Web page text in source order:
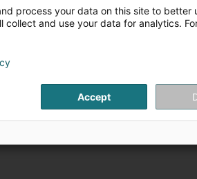
process your data on this site to better
collect and use your data for analytics.
Accept